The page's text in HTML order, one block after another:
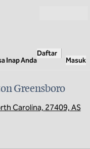
Inap Anda
Daftar
Masuk
Greensboro
Carolina, 27409, AS